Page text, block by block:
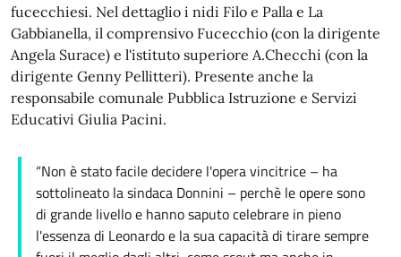
fucecchiesi. Nel dettaglio i nidi Filo e Palla e La
Gabbianella, il comprensivo Fucecchio (con la dirigente
Angela Surace) e l'istituto superiore A.Checchi (con la
dirigente Genny Pellitteri). Presente anche la
responsabile comunale Pubblica Istruzione e Servizi
Educativi Giulia Pacini.
“Non è stato facile decidere l'opera vincitrice – ha
sottolineato la sindaca Donnini – perchè le opere sono
di grande livello e hanno saputo celebrare in pieno
l'essenza di Leonardo e la sua capacità di tirare sempre